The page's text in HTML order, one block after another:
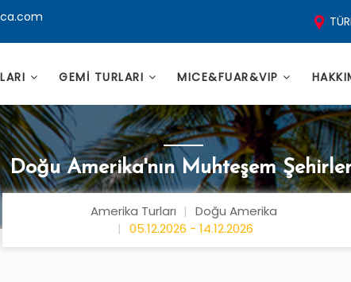
GEMİ TURLARI MICE&FUAR&VIP
Doğu Amerika'nın Muhteşem
Amerika Turları
Doğu Amerika
05.12.2026 - 14.12.2026